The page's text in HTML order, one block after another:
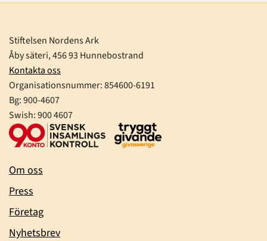
Stiftelsen Nordens Ark
Åby säteri, 456 93 Hunnebostrand
Kontakta oss
Organisationsnummer:854600-6191
Bg: 900-4607
Swish: 900 4607
Om oss
Press
Företag
Nyhetsbrev